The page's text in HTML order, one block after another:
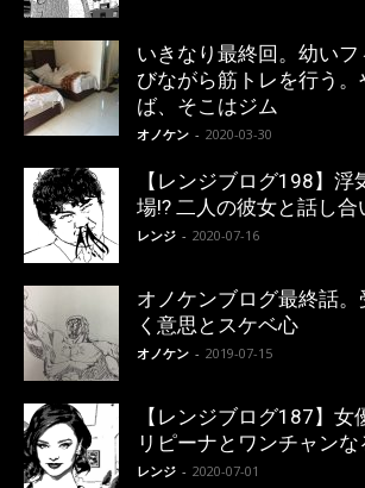
いきなり最終回。幼い
びながら筋トレを行う
ば、そこはジム
オノケン - 2020-03-30
【レンジブログ198】浮
場!? 二人の彼女と話し合
レンジ - 2020-07-16
オノケンブログ最終話
く意思とスケベ心
オノケン - 2019-07-15
【レンジブログ187】女
リピーナとワンチャンな
レンジ - 2020-07-01